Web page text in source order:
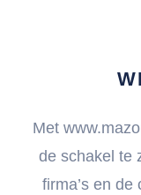
Met
de schakel te
firma’s en de